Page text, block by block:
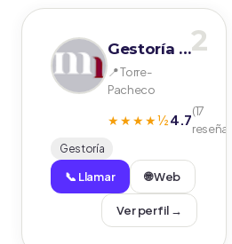
2
Gestoría Mare Nostrum
📍 Torre-
Pacheco
★★★★½4.7(17
reseñas)
Gestoría
📞 Llamar 🌐 Web
Ver perfil →